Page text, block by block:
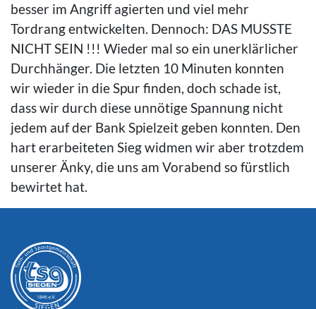
besser im Angriff agierten und viel mehr
Tordrang entwickelten. Dennoch: DAS MUSSTE
NICHT SEIN !!! Wieder mal so ein unerklärlicher
Durchhänger. Die letzten 10 Minuten konnten
wir wieder in die Spur finden, doch schade ist,
dass wir durch diese unnötige Spannung nicht
jedem auf der Bank Spielzeit geben konnten. Den
hart erarbeiteten Sieg widmen wir aber trotzdem
unserer Änky, die uns am Vorabend so fürstlich
bewirtet hat.